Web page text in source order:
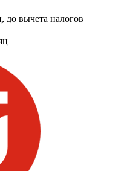
до вычета налогов